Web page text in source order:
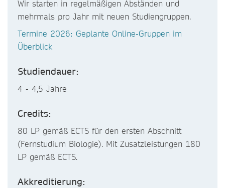
Wir starten in regelmäßigen Abständen und
mehrmals pro Jahr mit neuen Studiengruppen.
Termine 2026: Geplante Online-Gruppen im
Überblick
Studiendauer:
4 - 4,5 Jahre
Credits:
80 LP gemäß ECTS für den ersten Abschnitt
(Fernstudium Biologie). Mit Zusatzleistungen 180
LP gemäß ECTS.
Akkreditierung: